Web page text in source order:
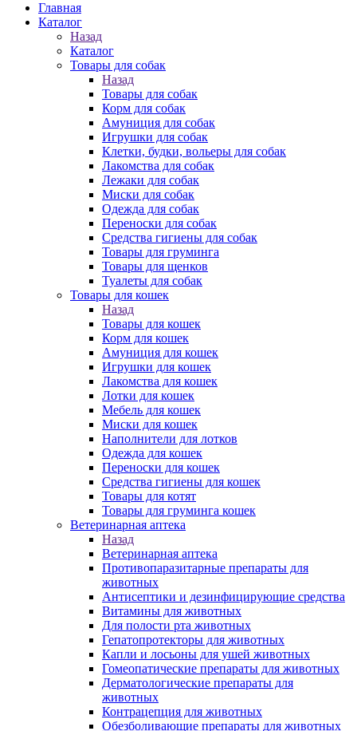
Главная
Каталог
Назад
Каталог
Товары для собак
Назад
Товары для собак
Корм для собак
Амуниция для собак
Игрушки для собак
Клетки, будки, вольеры для собак
Лакомства для собак
Лежаки для собак
Миски для собак
Одежда для собак
Переноски для собак
Средства гигиены для собак
Товары для груминга
Товары для щенков
Туалеты для собак
Товары для кошек
Назад
Товары для кошек
Корм для кошек
Амуниция для кошек
Игрушки для кошек
Лакомства для кошек
Лотки для кошек
Мебель для кошек
Миски для кошек
Наполнители для лотков
Одежда для кошек
Переноски для кошек
Средства гигиены для кошек
Товары для котят
Товары для груминга кошек
Ветеринарная аптека
Назад
Ветеринарная аптека
Противопаразитарные препараты для
животных
Антисептики и дезинфицирующие средства
Витамины для животных
Для полости рта животных
Гепатопротекторы для животных
Капли и лосьоны для ушей животных
Гомеопатические препараты для животных
Дерматологические препараты для
животных
Контрацепция для животных
Обезболивающие препараты для животных